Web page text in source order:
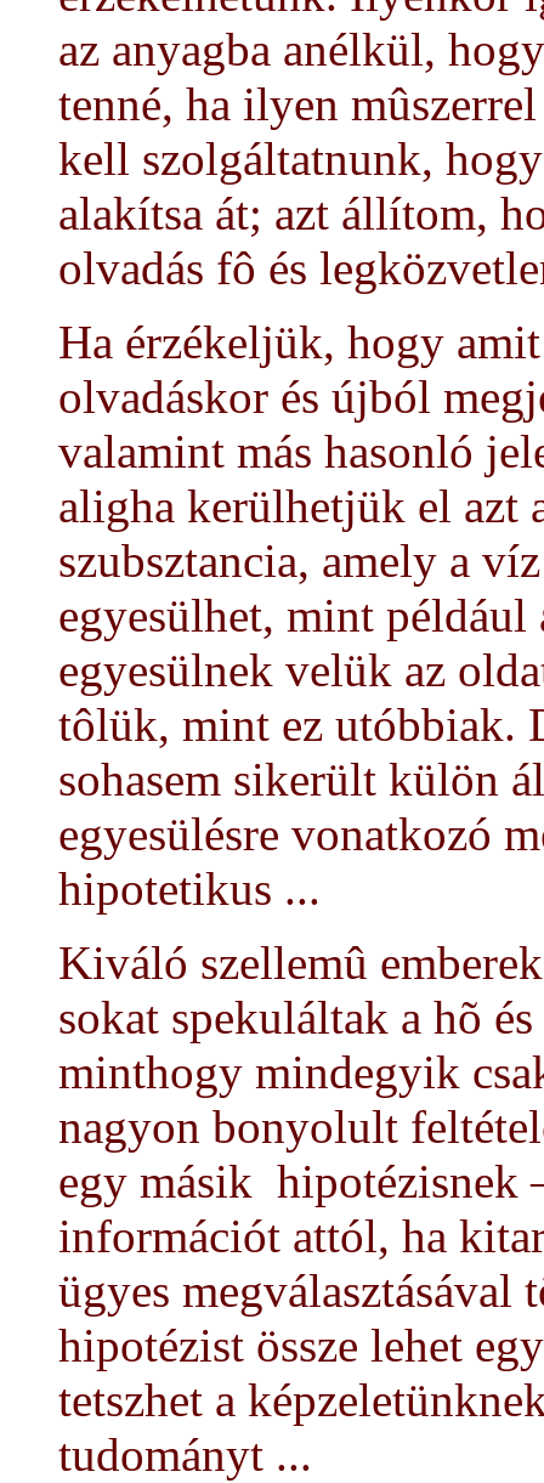
az anyagba anélkül,
tenné, ha ilyen
kell szolgáltatnunk,
alakítsa át; azt állítom,
olvadás fô és
Ha érzékeljük, hogy
olvadáskor és újból
valamint más hasonló
aligha kerülhetjük el azt
szubsztancia, amely a
egyesülhet, mint például
egyesülnek velük az
tôlük, mint ez utóbbiak.
sohasem sikerült külön
egyesülésre vonatkozó
hipotetikus ...
Kiváló szellemû
sokat spekuláltak a hõ
minthogy mindegyik
nagyon bonyolult
egy másik hipotézisnek
információt attól, ha
ügyes megválasztásával
hipotézist össze lehet
tetszhet a
tudományt ...